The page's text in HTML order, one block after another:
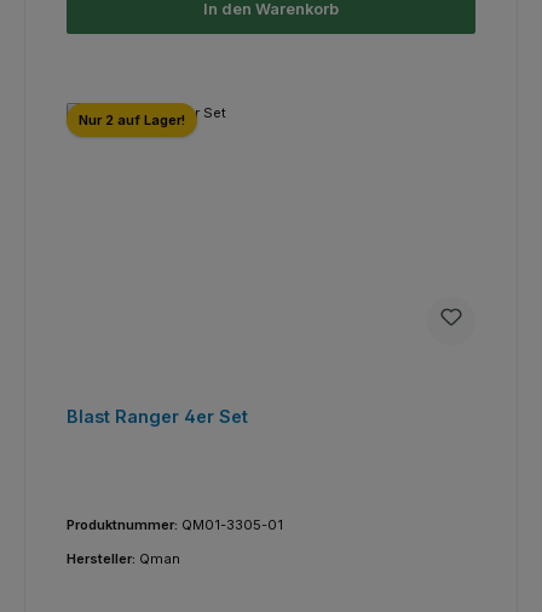
In den Warenkorb
Nur 2 auf Lager!
Blast Ranger 4er Set
Produktnummer: QM01-3305-01
Hersteller: Qman